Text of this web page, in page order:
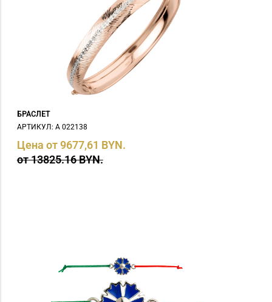
БРАСЛЕТ
АРТИКУЛ: А 022138
Цена от 9677,61 BYN.
от 13825.16 BYN.